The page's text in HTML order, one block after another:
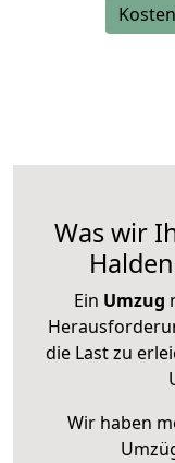
Was wir
Ein Umzug
die Last zu
Wir haben